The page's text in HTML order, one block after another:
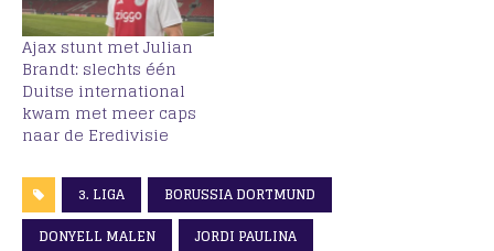
Ajax stunt met Julian
Brandt: slechts één
Duitse international
kwam met meer caps
naar de Eredivisie
3. LIGA
BORUSSIA DORTMUND
DONYELL MALEN
JORDI PAULINA